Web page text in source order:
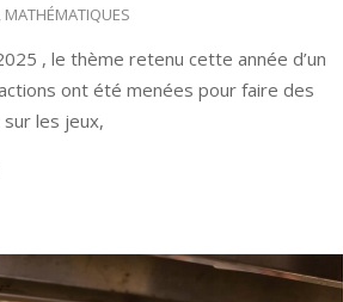
, MATHÉMATIQUES
, le thème retenu cette année d’un
ont été menées pour faire des
les jeux,